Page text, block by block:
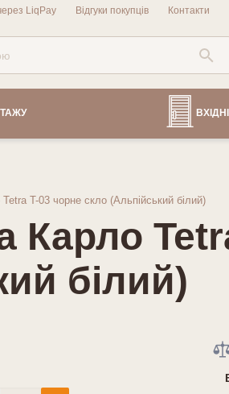
LiqPay Відгуки покупців Контакти
T-03 чорне скло (Альпійський білий)
Карло
білий)